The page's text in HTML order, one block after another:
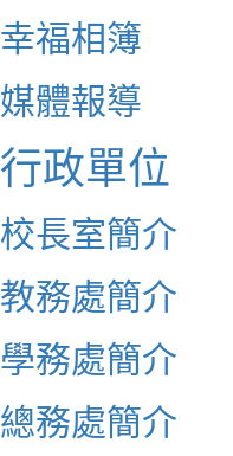
幸福相簿
媒體報導
行政單位
校長室簡介
教務處簡介
學務處簡介
總務處簡介